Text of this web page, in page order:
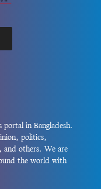
in Bangladesh.
politics,
others. We are
the world with